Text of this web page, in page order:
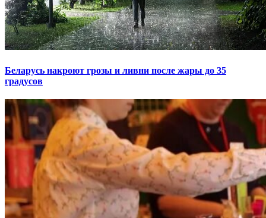
Беларусь накроют грозы и ливни после жары до 35
градусов